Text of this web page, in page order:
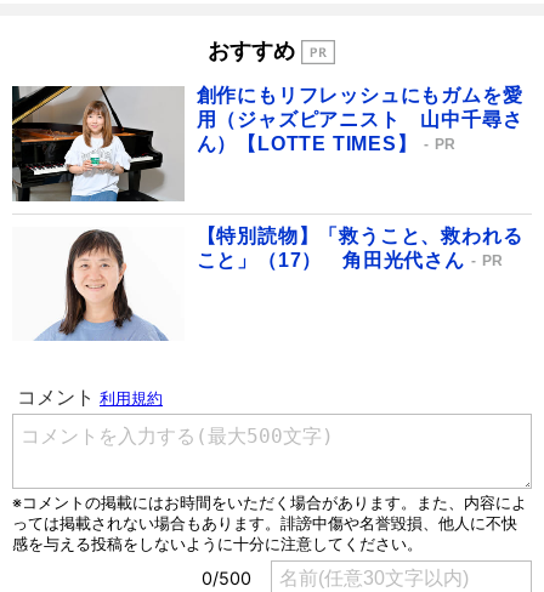
おすすめ
創作にもリフレッシュにもガムを愛
用（ジャズピアニスト 山中千尋さ
ん）【LOTTE TIMES】
PR
【特別読物】「救うこと、救われる
こと」（17） 角田光代さん
PR